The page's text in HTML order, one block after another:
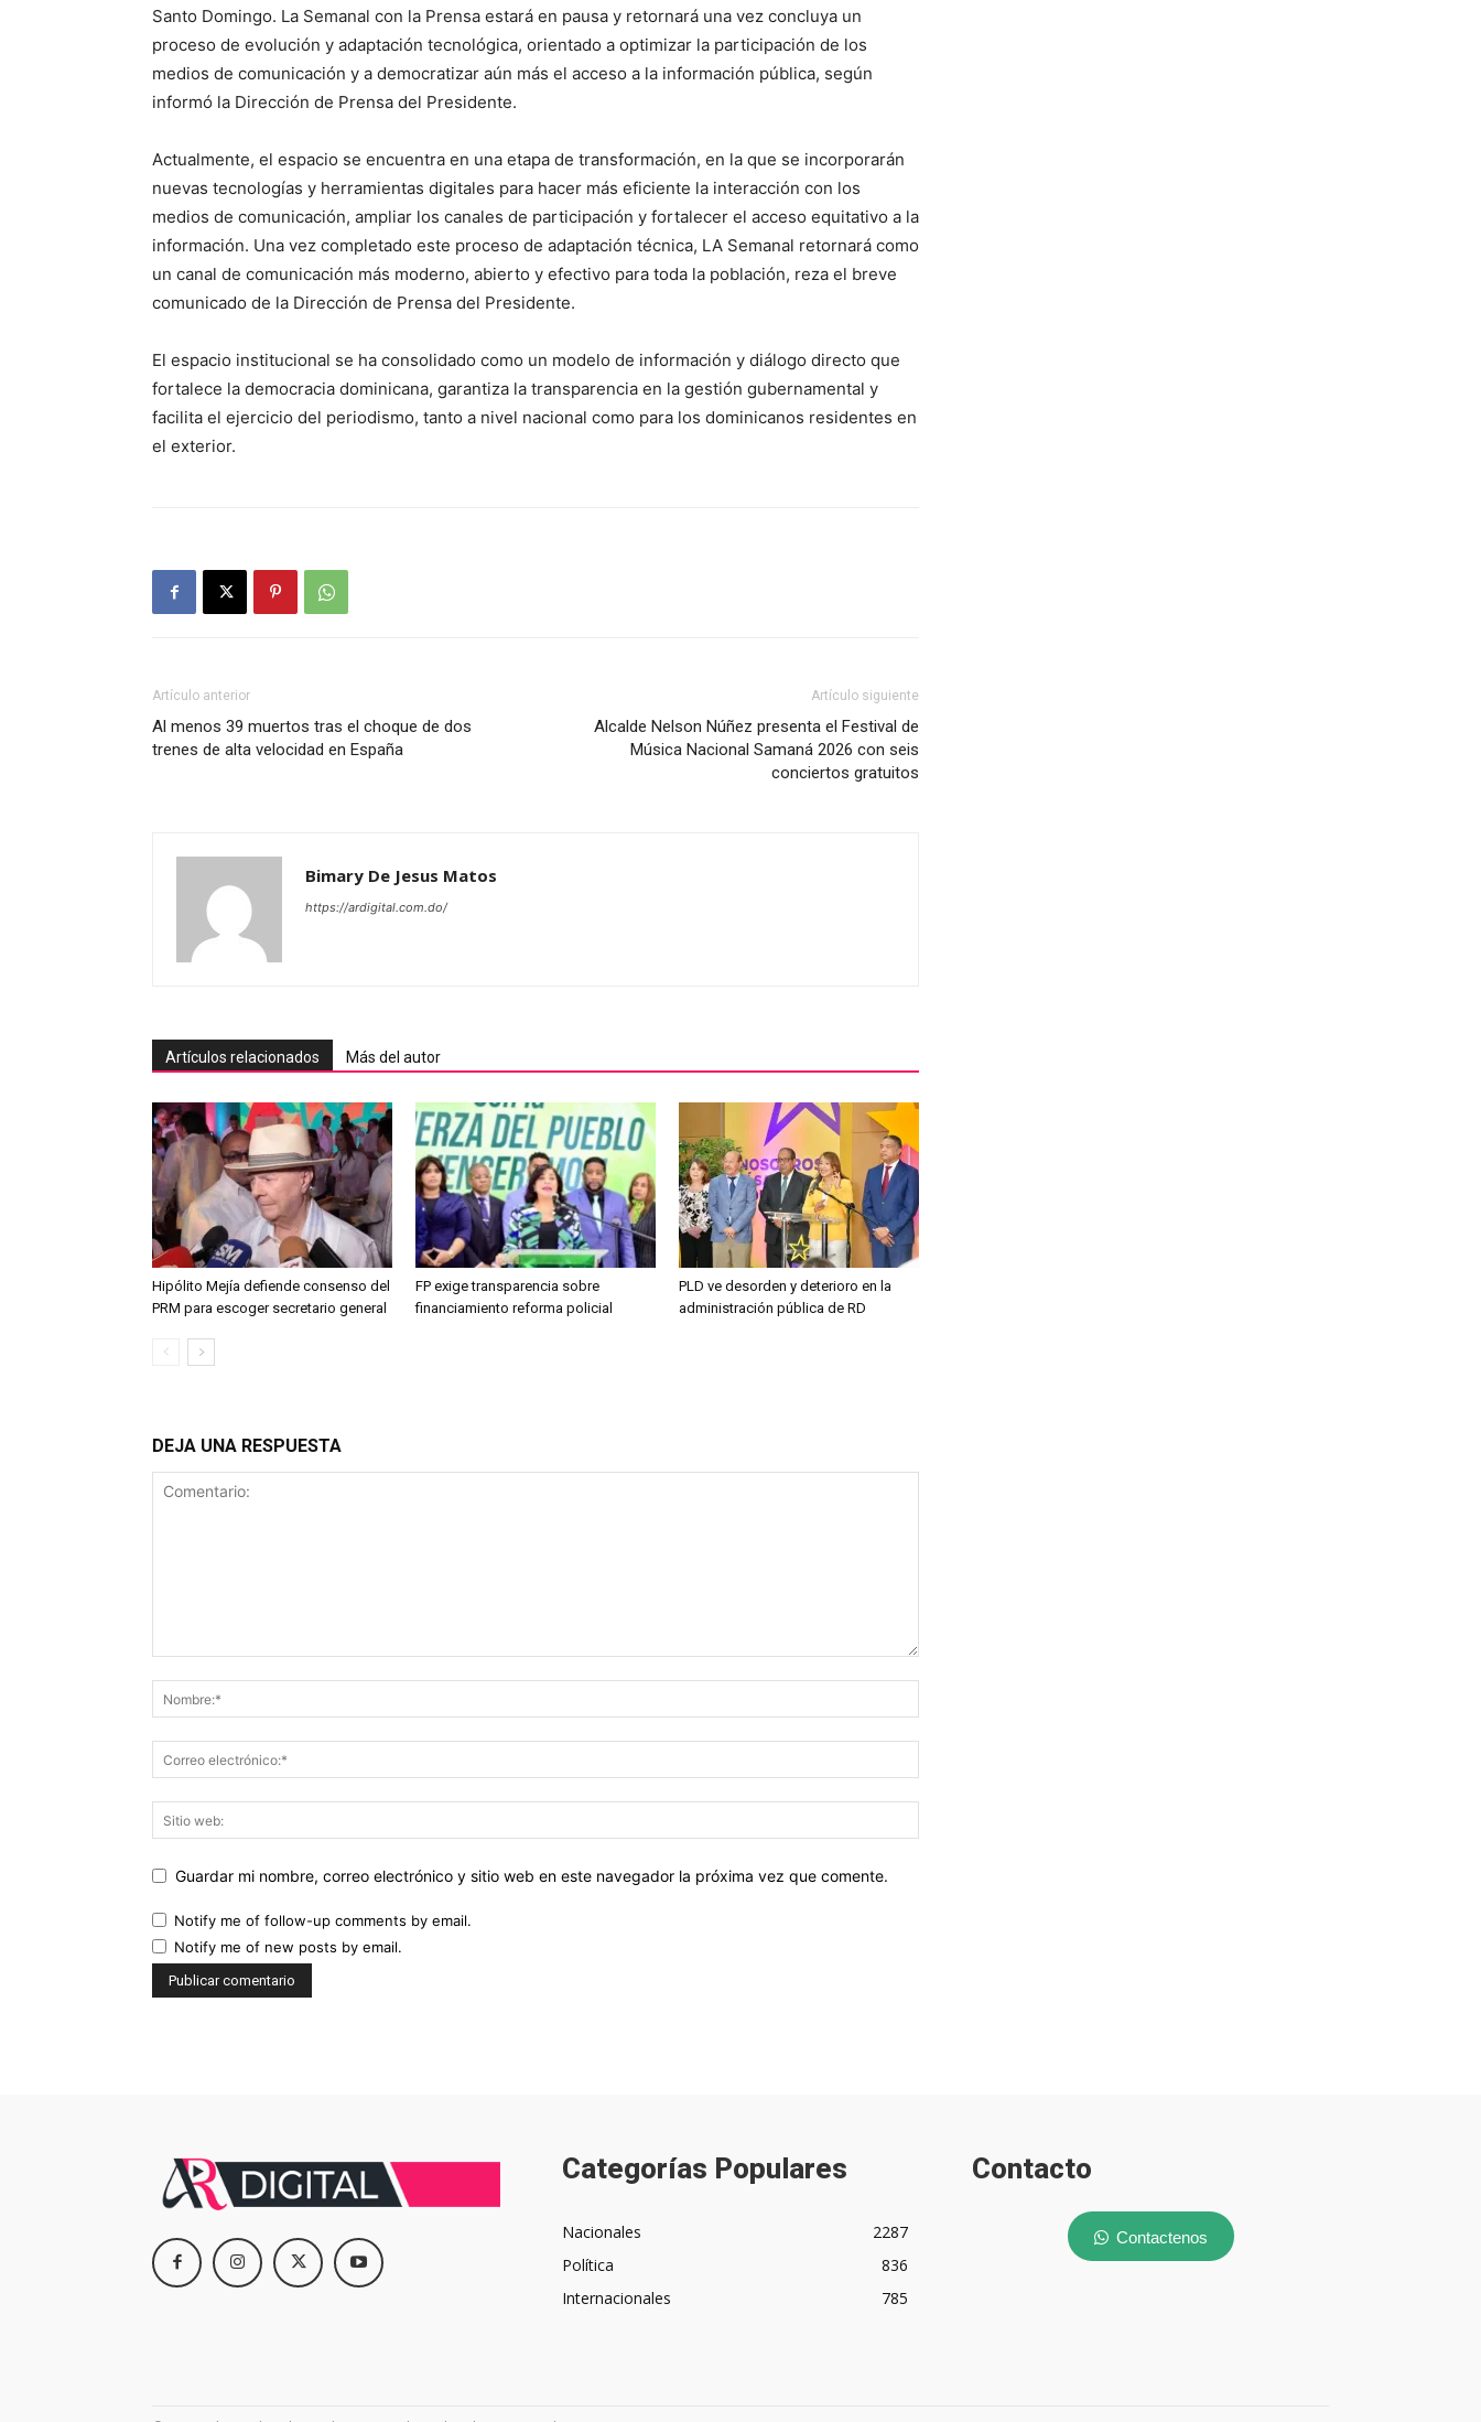
Santo Domingo. La Semanal con la Prensa estará en pausa y retornará una vez concluya un
proceso de evolución y adaptación tecnológica, orientado a optimizar la participación de los
medios de comunicación y a democratizar aún más el acceso a la información pública, según
informó la Dirección de Prensa del Presidente.
Actualmente, el espacio se encuentra en una etapa de transformación, en la que se incorporarán
nuevas tecnologías y herramientas digitales para hacer más eficiente la interacción con los
medios de comunicación, ampliar los canales de participación y fortalecer el acceso equitativo a la
información. Una vez completado este proceso de adaptación técnica, LA Semanal retornará como
un canal de comunicación más moderno, abierto y efectivo para toda la población, reza el breve
comunicado de la Dirección de Prensa del Presidente.
El espacio institucional se ha consolidado como un modelo de información y diálogo directo que
fortalece la democracia dominicana, garantiza la transparencia en la gestión gubernamental y
facilita el ejercicio del periodismo, tanto a nivel nacional como para los dominicanos residentes en
el exterior.
Artículo anterior
Al menos 39 muertos tras el choque de dos
trenes de alta velocidad en España
Artículo siguiente
Alcalde Nelson Núñez presenta el Festival de
Música Nacional Samaná 2026 con seis
conciertos gratuitos
Bimary De Jesus Matos
https://ardigital.com.do/
Artículos relacionados Más del autor
Hipólito Mejía defiende consenso del
PRM para escoger secretario general
FP exige transparencia sobre
financiamiento reforma policial
PLD ve desorden y deterioro en la
administración pública de RD
DEJA UNA RESPUESTA
Guardar mi nombre, correo electrónico y sitio web en este navegador la próxima vez que comente.
Notify me of follow-up comments by email.
Notify me of new posts by email.
Categorías Populares
Nacionales
2287
Política
836
Internacionales
785
Contacto
Contactenos